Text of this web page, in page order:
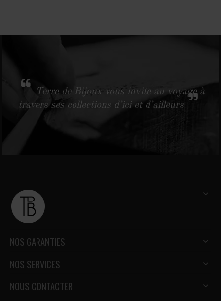
Terre de Bijoux vous invite au voyage à
travers ses collections d’ici et d’ailleurs
NOS GARANTIES
NOS SERVICES
NOUS CONTACTER